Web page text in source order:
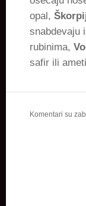
opal,
snabdevaju
rubinima,
safir ili
Komentari su